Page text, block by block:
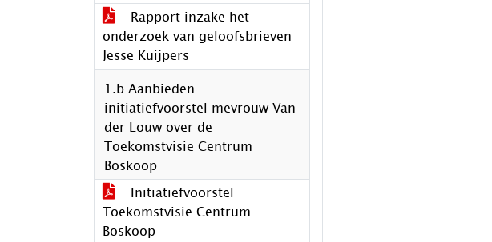
Rapport inzake het
onderzoek van geloofsbrieven
Jesse Kuijpers
1.b Aanbieden
initiatiefvoorstel mevrouw Van
der Louw over de
Toekomstvisie Centrum
Boskoop
Initiatiefvoorstel
Toekomstvisie Centrum
Boskoop